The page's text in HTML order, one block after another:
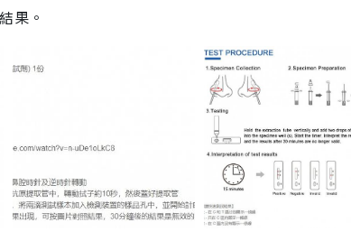
果。